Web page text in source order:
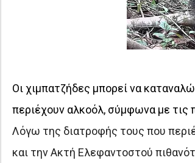
Οι χιμπατζήδες μπορεί να
περιέχουν αλκοόλ, σύμφωνα με τις
Λόγω της διατροφής τους που
και την Ακτή Ελεφαντοστού